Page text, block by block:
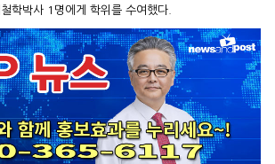
학박사 1명에게 학위를 수여했다.